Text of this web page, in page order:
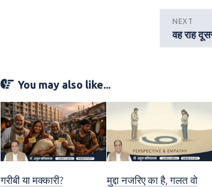
NEXT
You may also like...
गरीबी या मक्कारी?
मुद्दा नजरिए का है, गलत वो